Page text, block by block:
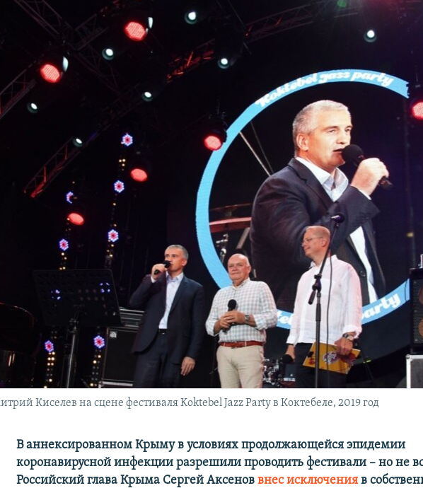
Киселев на сцене фестиваля Koktebel Jazz Party в Коктебеле, 2019 год
В аннексированном Крыму в условиях продолжающейся эпидемии
коронавирусной инфекции разрешили проводить фестивали – но не
Российский глава Крыма Сергей Аксеноввнес исключения в